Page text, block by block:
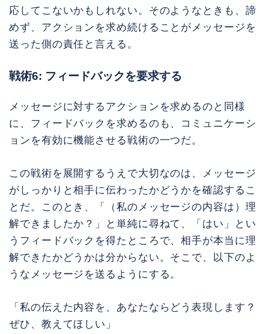
応してこないかもしれない。そのようなときも、諦
めず、アクションを求め続けることがメッセージを
送った側の責任と言える。
戦術6: フィードバックを要求する
メッセージに対するアクションを求めるのと同様
に、フィードバックを求めるのも、コミュニケーシ
ョンを有効に機能させる戦術の一つだ。
この戦術を展開するうえで大切なのは、メッセージ
がしっかりと相手に伝わったかどうかを確認するこ
とだ。このとき、「（私のメッセージの内容は）理
解できましたか？」と単純に尋ねて、「はい」とい
うフィードバックを得たところで、相手が本当に理
解できたかどうかは分からない。そこで、以下のよ
うなメッセージを送るようにする。
「私の伝えた内容を、あなたならどう表現します？
ぜひ、教えてほしい」